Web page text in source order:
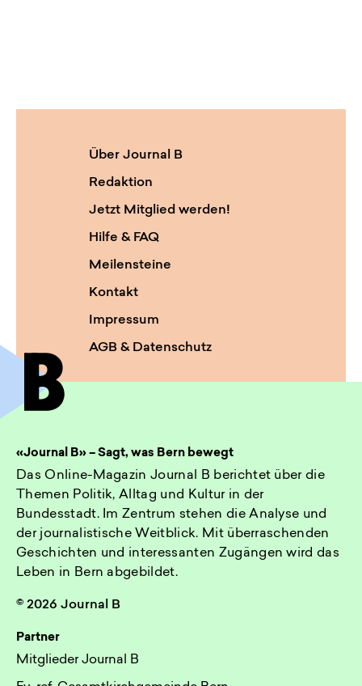
Über Journal B
Redaktion
Jetzt Mitglied werden!
Hilfe & FAQ
Meilensteine
Kontakt
Impressum
AGB & Datenschutz
«Journal B» – Sagt, was Bern bewegt
Das Online-Magazin Journal B berichtet über die
Themen Politik, Alltag und Kultur in der
Bundesstadt. Im Zentrum stehen die Analyse und
der journalistische Weitblick. Mit überraschenden
Geschichten und interessanten Zugängen wird das
Leben in Bern abgebildet.
© 2026 Journal B
Partner
Mitglieder Journal B